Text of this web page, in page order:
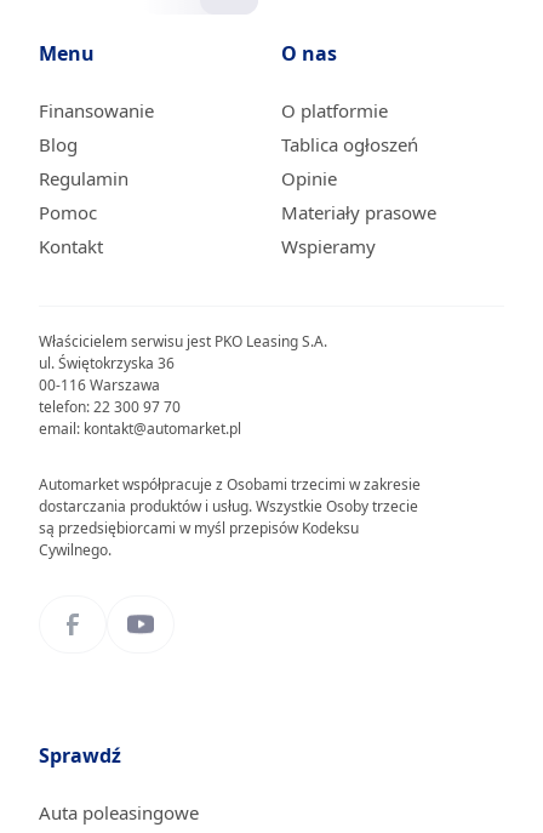
Właścicielem serwisu jest PKO Leasing S.A.
ul. Świętokrzyska 36
00-116 Warszawa
telefon: 22 300 97 70
email: kontakt@automarket.pl
Automarket współpracuje z Osobami trzecimi w zakresie
dostarczania produktów i usług. Wszystkie Osoby trzecie
są przedsiębiorcami w myśl przepisów Kodeksu
Cywilnego.
Menu
Finansowanie
Blog
Regulamin
Pomoc
Kontakt
O nas
O platformie
Tablica ogłoszeń
Opinie
Materiały prasowe
Wspieramy
Sprawdź
Auta poleasingowe